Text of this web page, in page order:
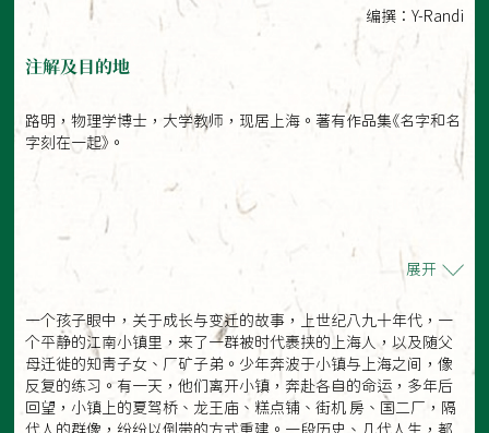
编撰：Y-Randi
注解及目的地
路明，物理学博士，大学教师，现居上海。著有作品集《名字和名
字刻在一起》。
展开
一个孩子眼中，关于成长与变迁的故事，上世纪八九十年代，一
个平静的江南小镇里，来了一群被时代裹挟的上海人，以及随父
母迁徙的知青子女、厂矿子弟。少年奔波于小镇与上海之间，像
反复的练习。有一天，他们离开小镇，奔赴各自的命运，多年后
回望，小镇上的夏驾桥、龙王庙、糕点铺、街机 房、国二厂，隔
代人的群像，纷纷以倒带的方式重建。一段历史、几代人生，都